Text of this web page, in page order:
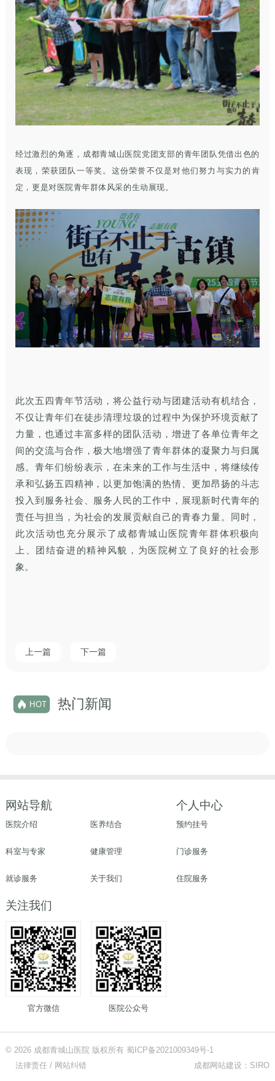
经过激烈的角逐，成都青城山医院党团支部的青年团队凭借出色的
表现，荣获团队一等奖。这份荣誉不仅是对他们努力与实力的肯
定，更是对医院青年群体风采的生动展现。
此次五四青年节活动，将公益行动与团建活动有机结合，
不仅让青年们在徒步清理垃圾的过程中为保护环境贡献了
力量，也通过丰富多样的团队活动，增进了各单位青年之
间的交流与合作，极大地增强了青年群体的凝聚力与归属
感。青年们纷纷表示，在未来的工作与生活中，将继续传
承和弘扬五四精神，以更加饱满的热情、更加昂扬的斗志
投入到服务社会、服务人民的工作中，展现新时代青年的
责任与担当，为社会的发展贡献自己的青春力量。同时，
此次活动也充分展示了成都青城山医院青年群体积极向
上、团结奋进的精神风貌，为医院树立了良好的社会形
象。
上一篇 下一篇
HOT 热门新闻
网站导航
医院介绍
科室与专家
就诊服务
医养结合
健康管理
关于我们
个人中心
预约挂号
门诊服务
住院服务
关注我们
官方微信 医院公众号
© 2026 成都青城山医院 版权所有 蜀ICP备2021009349号-1
法律责任 / 网站纠错
成都网站建设：SIRO